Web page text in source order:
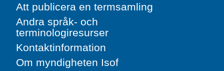
Att publicera en termsamling
Andra språk- och
terminologiresurser
Kontaktinformation
Om myndigheten Isof